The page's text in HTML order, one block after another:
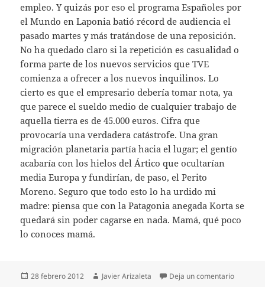
empleo. Y quizás por eso el programa Españoles por
el Mundo en Laponia batió récord de audiencia el
pasado martes y más tratándose de una reposición.
No ha quedado claro si la repetición es casualidad o
forma parte de los nuevos servicios que TVE
comienza a ofrecer a los nuevos inquilinos. Lo
cierto es que el empresario debería tomar nota, ya
que parece el sueldo medio de cualquier trabajo de
aquella tierra es de 45.000 euros. Cifra que
provocaría una verdadera catástrofe. Una gran
migración planetaria partía hacia el lugar; el gentío
acabaría con los hielos del Ártico que ocultarían
media Europa y fundirían, de paso, el Perito
Moreno. Seguro que todo esto lo ha urdido mi
madre: piensa que con la Patagonia anegada Korta se
quedará sin poder cagarse en nada. Mamá, qué poco
lo conoces mamá.
Publicado
28 febrero 2012 Autor
Javier Arizaleta Deja un comentarioen Korta